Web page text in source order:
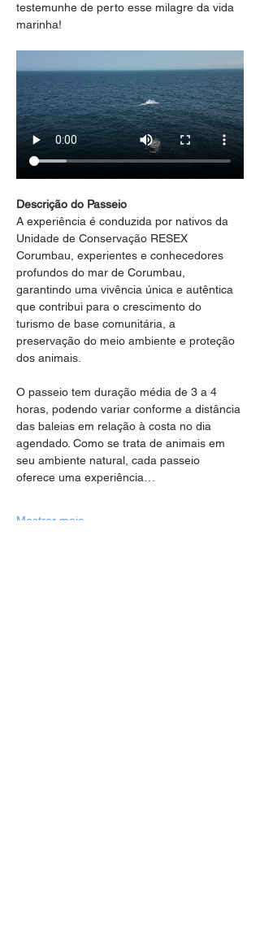
testemunhe de perto esse milagre da vida
marinha!
Descrição do Passeio
A experiência é conduzida por nativos da
Unidade de Conservação RESEX
Corumbau, experientes e conhecedores
profundos do mar de Corumbau,
garantindo uma vivência única e autêntica
que contribui para o crescimento do
turismo de base comunitária, a
preservação do meio ambiente e proteção
dos animais.
O passeio tem duração média de 3 a 4
horas, podendo variar conforme a distância
das baleias em relação à costa no dia
agendado. Como se trata de animais em
seu ambiente natural, cada passeio
oferece uma experiência…
Mostrar mais